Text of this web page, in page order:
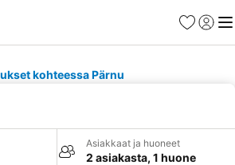
Suosikit
kohteessa Pärnu
Asiakkaat ja huoneet
2 asiakasta, 1 huone